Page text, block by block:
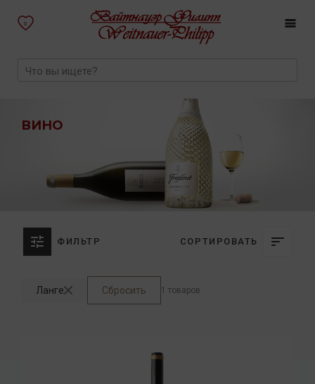
0
ВИНО
ФИЛЬТР СОРТИРОВАТЬ
Ланге Сбросить 1 товаров